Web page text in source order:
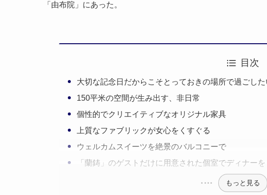
「由布院」にあった。
目次
大切な記念日だからこそとっておきの場所で過ごした
150平米の空間が生み出す、非日常
個性的でクリエイティブなオリジナル家具
上質なファブリックが女心をくすぐる
ウェルカムスイーツを絶景のバルコニーで
「蘭鋳」のゲストだけに用意された個室でディナーを
もっと見る